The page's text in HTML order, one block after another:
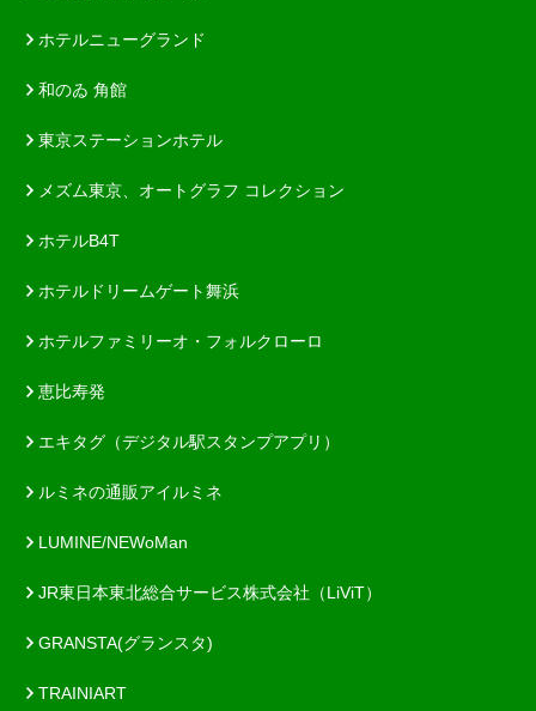
ホテルニューグランド
和のゐ 角館
東京ステーションホテル
メズム東京、オートグラフ コレクション
ホテルB4T
ホテルドリームゲート舞浜
ホテルファミリーオ・フォルクローロ
恵比寿発
エキタグ（デジタル駅スタンプアプリ）
ルミネの通販アイルミネ
LUMINE/NEWoMan
JR東日本東北総合サービス株式会社（LiViT）
GRANSTA(グランスタ)
TRAINIART